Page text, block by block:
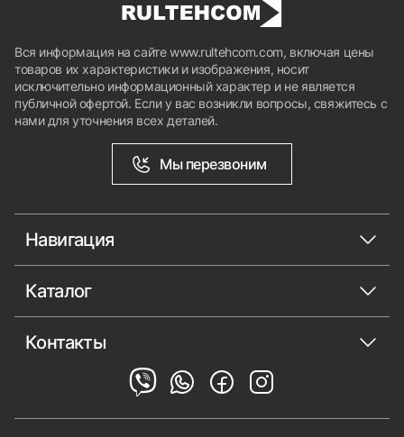
Вся информация на сайте www.rultehcom.com, включая цены
товаров их характеристики и изображения, носит
исключительно информационный характер и не является
публичной офертой. Если у вас возникли вопросы, свяжитесь с
нами для уточнения всех деталей.
Мы перезвоним
Навигация
Каталог
Контакты